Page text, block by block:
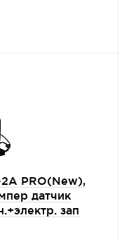
PRO(New),
датчик
зап